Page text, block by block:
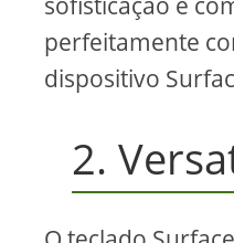
perfeitamente
dispositivo
2.